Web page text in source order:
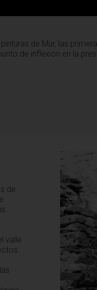
de Mur, las
de inflexión en la
de
valle